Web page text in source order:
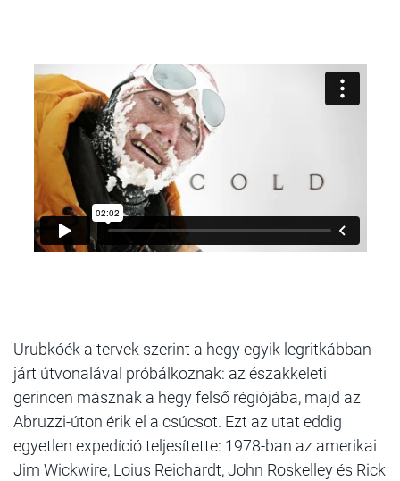
Urubkóék a tervek szerint a hegy egyik legritkábban
járt útvonalával próbálkoznak: az északkeleti
gerincen másznak a hegy felső régiójába, majd az
Abruzzi-úton érik el a csúcsot. Ezt az utat eddig
egyetlen expedíció teljesítette: 1978-ban az amerikai
Jim Wickwire, Loius Reichardt, John Roskelley és Rick